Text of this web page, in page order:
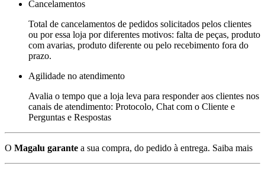
Cancelamentos
Total de cancelamentos de pedidos solicitados pelos clientes
ou por essa loja por diferentes motivos: falta de peças, produto
com avarias, produto diferente ou pelo recebimento fora do
prazo.
Agilidade no atendimento
Avalia o tempo que a loja leva para responder aos clientes nos
canais de atendimento: Protocolo, Chat com o Cliente e
Perguntas e Respostas
O Magalu garante a sua compra, do pedido à entrega. Saiba mais